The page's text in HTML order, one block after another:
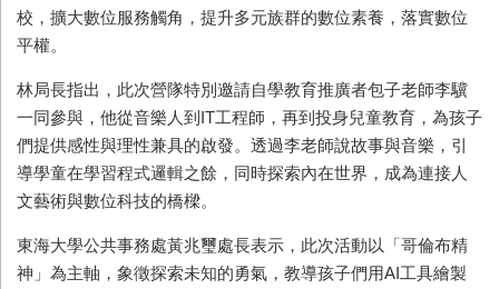
校，擴大數位服務觸角，提升多元族群的數位素養，落實數位
平權。
林局長指出，此次營隊特別邀請自學教育推廣者包子老師李驥
一同參與，他從音樂人到IT工程師，再到投身兒童教育，為孩子
們提供感性與理性兼具的啟發。透過李老師說故事與音樂，引
導學童在學習程式邏輯之餘，同時探索內在世界，成為連接人
文藝術與數位科技的橋樑。
東海大學公共事務處黃兆璽處長表示，此次活動以「哥倫布精
神」為主軸，象徵探索未知的勇氣，教導孩子們用AI工具繪製